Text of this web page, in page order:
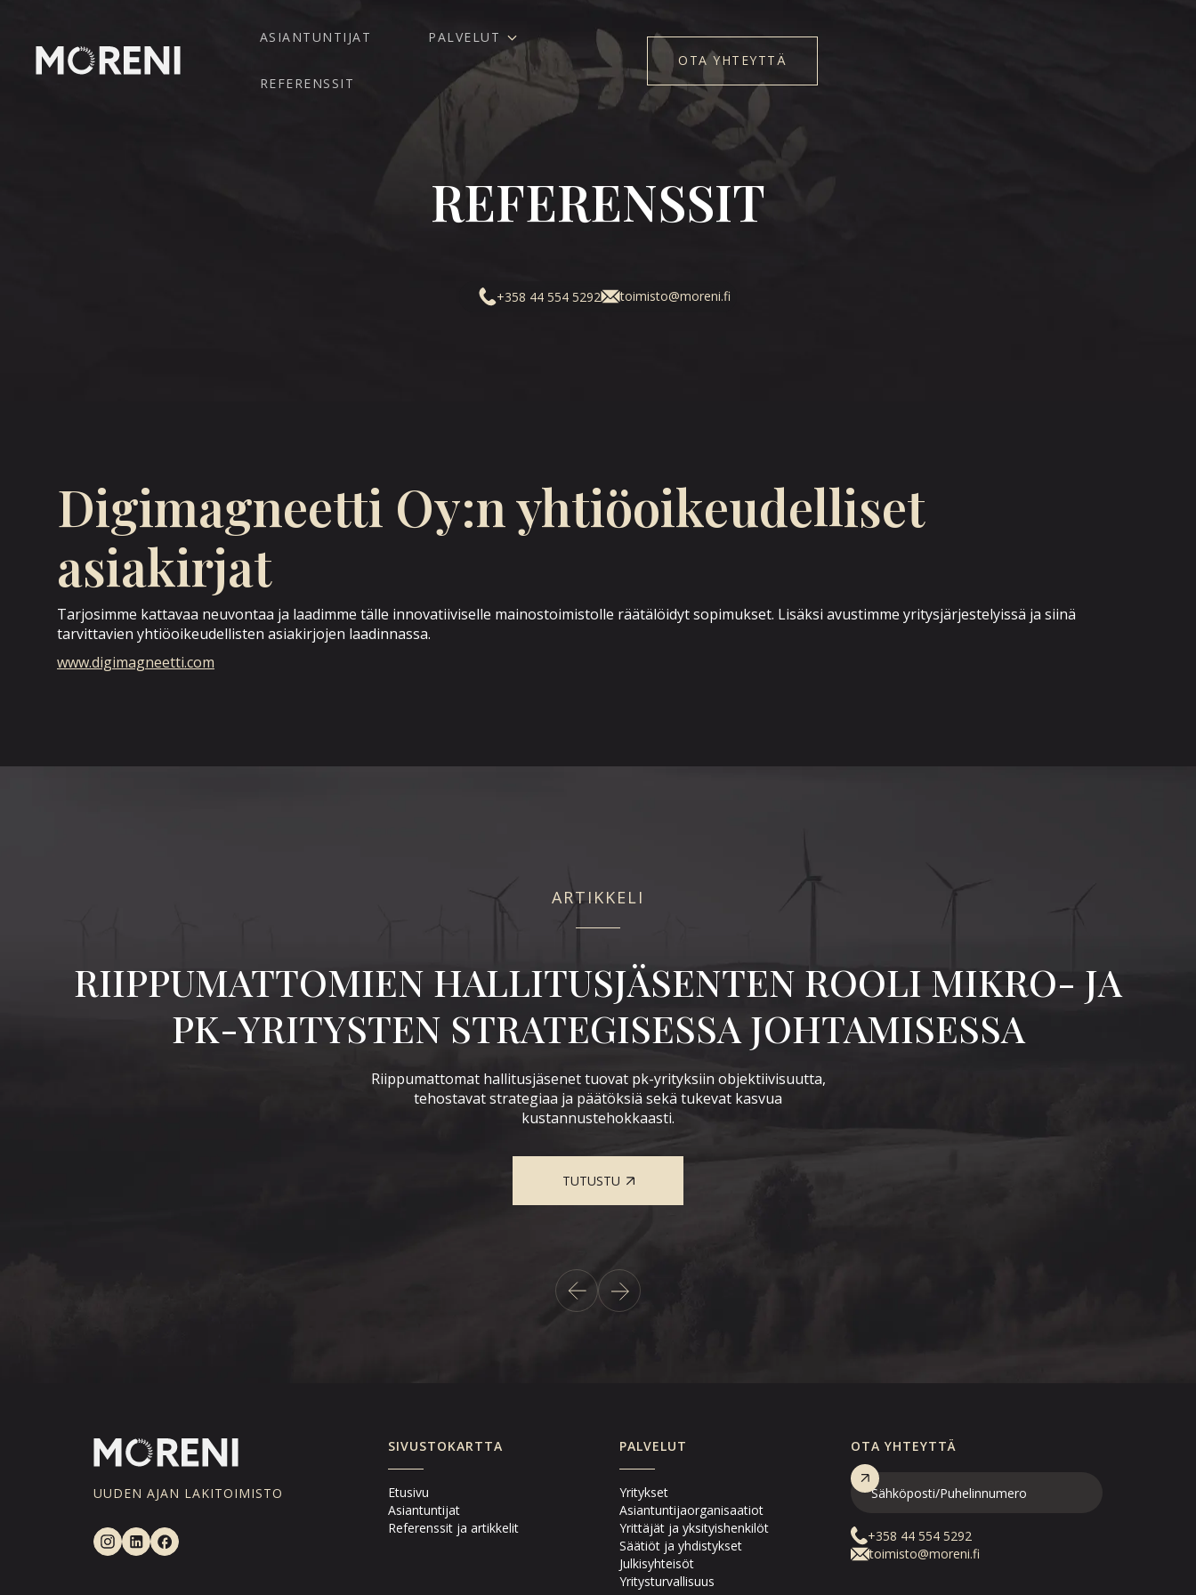
ASIANTUNTIJAT PALVELUT
REFERENSSIT
OTA YHTEYTTÄ
REFERENSSIT
+358 44 554 5292 toimisto@moreni.fi
Digimagneetti Oy:n yhtiöoikeudelliset
asiakirjat
Tarjosimme kattavaa neuvontaa ja laadimme tälle innovatiiviselle mainostoimistolle räätälöidyt sopimukset. Lisäksi avustimme yritysjärjestelyissä ja siinä
tarvittavien yhtiöoikeudellisten asiakirjojen laadinnassa.
www.digimagneetti.com
ARTIKKELI
RIIPPUMATTOMIEN HALLITUSJÄSENTEN ROOLI MIKRO- JA
PK-YRITYSTEN STRATEGISESSA JOHTAMISESSA
Riippumattomat hallitusjäsenet tuovat pk-yrityksiin objektiivisuutta,
tehostavat strategiaa ja päätöksiä sekä tukevat kasvua
kustannustehokkaasti.
TUTUSTU
UUDEN AJAN LAKITOIMISTO
SIVUSTOKARTTA
Etusivu
Asiantuntijat
Referenssit ja artikkelit
PALVELUT
Yritykset
Asiantuntijaorganisaatiot
Yrittäjät ja yksityishenkilöt
Säätiöt ja yhdistykset
Julkisyhteisöt
Yritysturvallisuus
OTA YHTEYTTÄ
+358 44 554 5292
toimisto@moreni.fi